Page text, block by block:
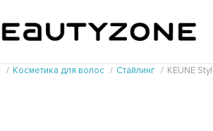
Косметика для волос Стайлинг KEUNE